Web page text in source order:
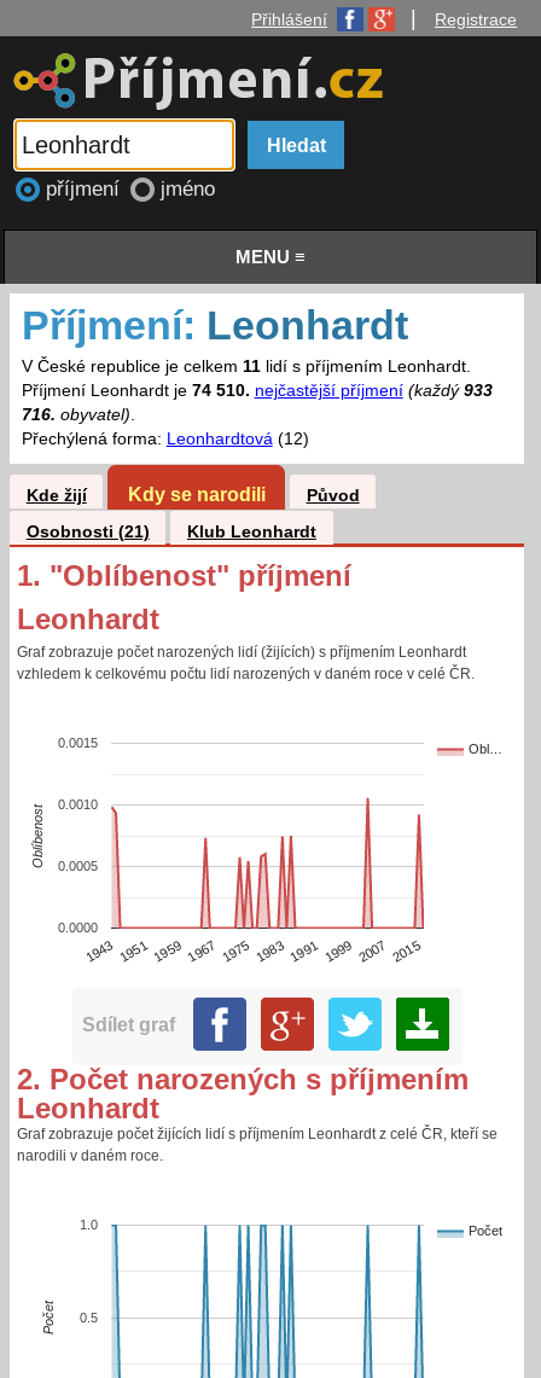
Přihlášení Registrace
příjmení jméno
MENU ≡
Příjmení: Leonhardt
V České republice je celkem 11lidí s příjmením Leonhardt.
Příjmení Leonhardt je 74 510. nejčastější příjmení (každý 933
716. obyvatel).
Přechýlená forma: Leonhardtová(12)
Kde žijí Kdy se narodili
Původ
Osobnosti (21)
Klub Leonhardt
1. "Oblíbenost" příjmení
Leonhardt
Graf zobrazuje počet narozených lidí (žijících) s příjmením Leonhardt
vzhledem k celkovému počtu lidí narozených v daném roce v celé ČR.
Obl…
1943 1951 1959 1967 1975 1983 1991 1999 2007 2015
0.0000
0.0005
0.0010
0.0015
Oblíbenost
Sdílet graf
2. Počet narozených s příjmením
Leonhardt
Graf zobrazuje počet žijících lidí s příjmením Leonhardt z celé ČR, kteří se
narodili v daném roce.
Počet
0.5
1.0
Počet